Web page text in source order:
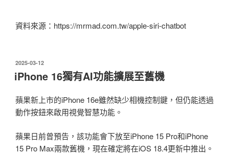
資料來源：https://mrmad.com.tw/apple-siri-chatbot
發
佈
於
2025-03-12
iPhone 16獨有AI功能擴展至舊機
蘋果新上市的iPhone 16e雖然缺少相機控制鍵，但仍能透過
動作按鈕來啟用視覺智慧功能。
蘋果日前曾預告，該功能會下放至iPhone 15 Pro和iPhone
15 Pro Max兩款舊機，現在確定將在iOS 18.4更新中推出。